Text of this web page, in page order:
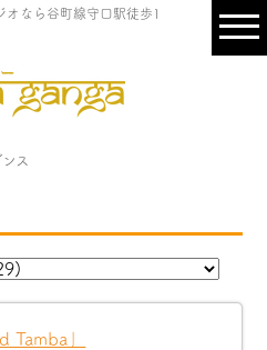
オなら谷町線守口駅徒歩1
ス
Tamba」